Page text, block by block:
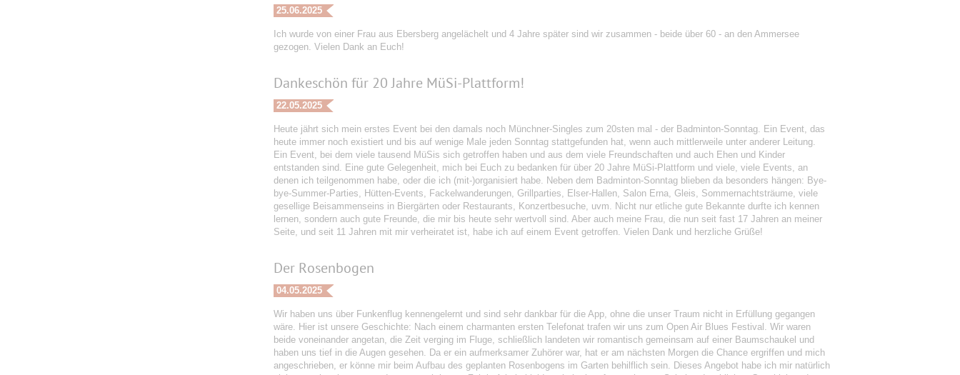
25.06.2025
Ich wurde von einer Frau aus Ebersberg angelächelt und 4 Jahre später sind wir zusammen - beide über 60 - an den Ammersee
gezogen. Vielen Dank an Euch!
Dankeschön für 20 Jahre MüSi-Plattform!
22.05.2025
Heute jährt sich mein erstes Event bei den damals noch Münchner-Singles zum 20sten mal - der Badminton-Sonntag. Ein Event, das
heute immer noch existiert und bis auf wenige Male jeden Sonntag stattgefunden hat, wenn auch mittlerweile unter anderer Leitung.
Ein Event, bei dem viele tausend MüSis sich getroffen haben und aus dem viele Freundschaften und auch Ehen und Kinder
entstanden sind. Eine gute Gelegenheit, mich bei Euch zu bedanken für über 20 Jahre MüSi-Plattform und viele, viele Events, an
denen ich teilgenommen habe, oder die ich (mit-)organisiert habe. Neben dem Badminton-Sonntag blieben da besonders hängen: Bye-
bye-Summer-Parties, Hütten-Events, Fackelwanderungen, Grillparties, Elser-Hallen, Salon Erna, Gleis, Sommernachtsträume, viele
gesellige Beisammenseins in Biergärten oder Restaurants, Konzertbesuche, uvm. Nicht nur etliche gute Bekannte durfte ich kennen
lernen, sondern auch gute Freunde, die mir bis heute sehr wertvoll sind. Aber auch meine Frau, die nun seit fast 17 Jahren an meiner
Seite, und seit 11 Jahren mit mir verheiratet ist, habe ich auf einem Event getroffen. Vielen Dank und herzliche Grüße!
Der Rosenbogen
04.05.2025
Wir haben uns über Funkenflug kennengelernt und sind sehr dankbar für die App, ohne die unser Traum nicht in Erfüllung gegangen
wäre. Hier ist unsere Geschichte: Nach einem charmanten ersten Telefonat trafen wir uns zum Open Air Blues Festival. Wir waren
beide voneinander angetan, die Zeit verging im Fluge, schließlich landeten wir romantisch gemeinsam auf einer Baumschaukel und
haben uns tief in die Augen gesehen. Da er ein aufmerksamer Zuhörer war, hat er am nächsten Morgen die Chance ergriffen und mich
angeschrieben, er könne mir beim Aufbau des geplanten Rosenbogens im Garten behilflich sein. Dieses Angebot habe ich mir natürlich